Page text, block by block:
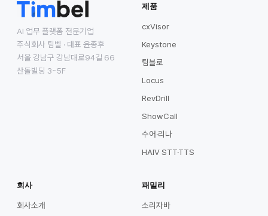
AI 업무 플랫폼 전문기업
주식회사 팀벨 · 대표 윤종후
서울 강남구 강남대로94길 66
산돌빌딩 3~5F
제품
cxVisor
Keystone
팀블로
Locus
RevDrill
ShowCall
수어·리나
HAIV STT·TTS
회사
회사소개
패밀리
소리자바